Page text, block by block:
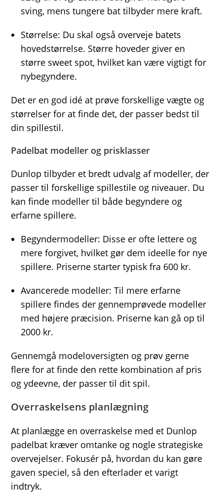
sving, mens tungere bat tilbyder mere kraft.
Størrelse: Du skal også overveje batets
hovedstørrelse. Større hoveder giver en
større sweet spot, hvilket kan være vigtigt for
nybegyndere.
Det er en god idé at prøve forskellige vægte og
størrelser for at finde det, der passer bedst til
din spillestil.
Padelbat modeller og prisklasser
Dunlop tilbyder et bredt udvalg af modeller, der
passer til forskellige spillestile og niveauer. Du
kan finde modeller til både begyndere og
erfarne spillere.
Begyndermodeller: Disse er ofte lettere og
mere forgivet, hvilket gør dem ideelle for nye
spillere. Priserne starter typisk fra 600 kr.
Avancerede modeller: Til mere erfarne
spillere findes der gennemprøvede modeller
med højere præcision. Priserne kan gå op til
2000 kr.
Gennemgå modeloversigten og prøv gerne
flere for at finde den rette kombination af pris
og ydeevne, der passer til dit spil.
Overraskelsens planlægning
At planlægge en overraskelse med et Dunlop
padelbat kræver omtanke og nogle strategiske
overvejelser. Fokusér på, hvordan du kan gøre
gaven speciel, så den efterlader et varigt
indtryk.